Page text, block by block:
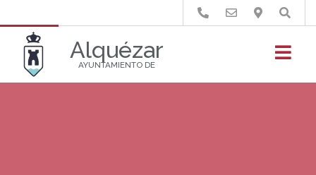
Alquézar
AYUNTAMIENTO DE
Buscar